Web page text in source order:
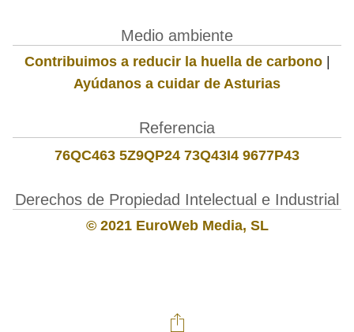
Medio ambiente
Contribuimos a reducir la huella de carbono|
Ayúdanos a cuidar de Asturias
Referencia
76QC463 5Z9QP24 73Q43I4 9677P43
Derechos de Propiedad Intelectual e Industrial
© 2021 EuroWeb Media, SL